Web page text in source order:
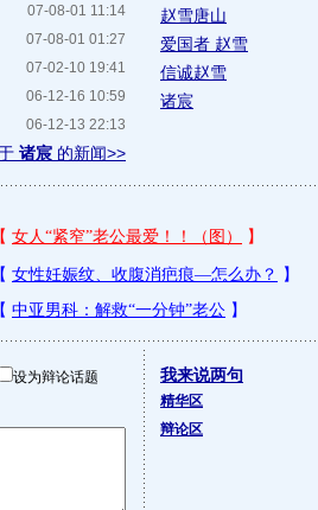
07-08-01 11:14
07-08-01 01:27
07-02-10 19:41
06-12-16 10:59
06-12-13 22:13
诸宸 的新闻>>
赵雪唐山
爱国者 赵雪
信诚赵雪
诸宸
设为辩论话题 我来说两句
精华区
辩论区